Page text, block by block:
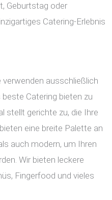
Geburtstag oder
Catering-Erlebnis
ausschließlich
Catering bieten zu
stellt gerichte zu, die Ihre
eine breite Palette an
auch modern, um Ihren
Wir bieten leckere
Fingerfood und vieles